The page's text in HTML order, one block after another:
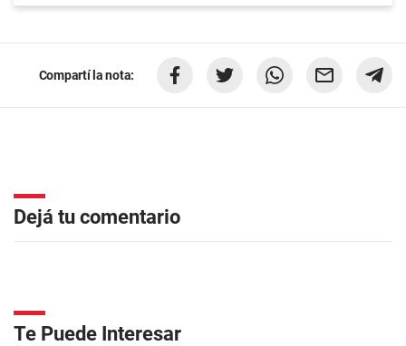
Compartí la nota:
Dejá tu comentario
Te Puede Interesar